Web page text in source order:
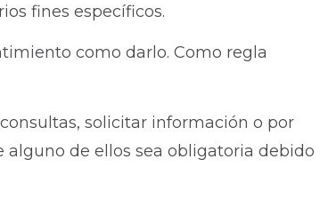
fines específicos.
como darlo. Como regla
solicitar información o por
de ellos sea obligatoria debido